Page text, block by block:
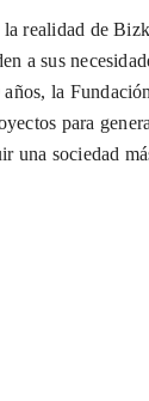
realidad de
a sus
la Fundación
para
una sociedad